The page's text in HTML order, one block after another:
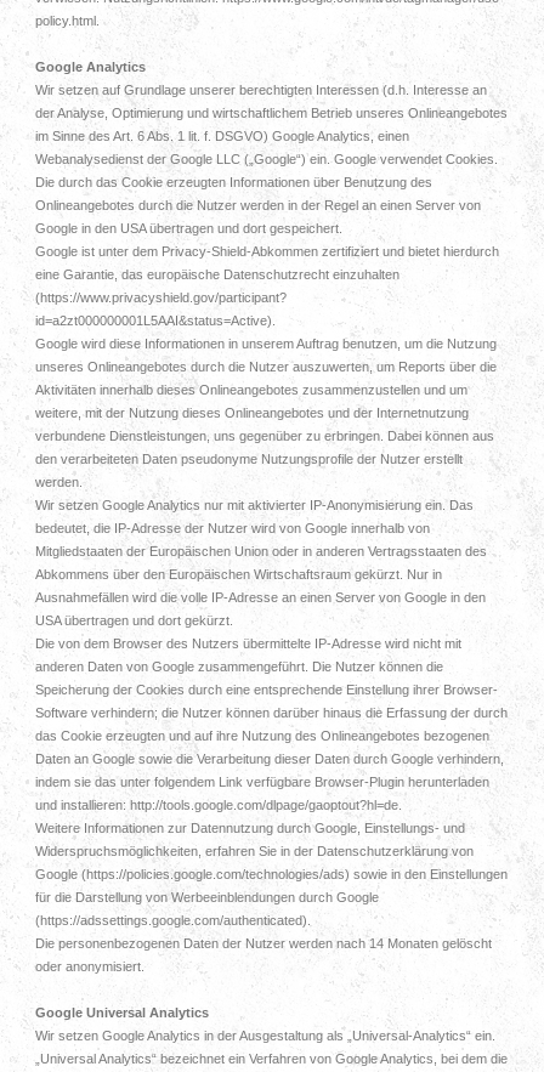
policy.html.
Google Analytics
Wir setzen auf Grundlage unserer berechtigten Interessen (d.h. Interesse an
der Analyse, Optimierung und wirtschaftlichem Betrieb unseres Onlineangebotes
im Sinne des Art. 6 Abs. 1 lit. f. DSGVO) Google Analytics, einen
Webanalysedienst der Google LLC („Google“) ein. Google verwendet Cookies.
Die durch das Cookie erzeugten Informationen über Benutzung des
Onlineangebotes durch die Nutzer werden in der Regel an einen Server von
Google in den USA übertragen und dort gespeichert.
Google ist unter dem Privacy-Shield-Abkommen zertifiziert und bietet hierdurch
eine Garantie, das europäische Datenschutzrecht einzuhalten
(https://www.privacyshield.gov/participant?
id=a2zt000000001L5AAI&status=Active).
Google wird diese Informationen in unserem Auftrag benutzen, um die Nutzung
unseres Onlineangebotes durch die Nutzer auszuwerten, um Reports über die
Aktivitäten innerhalb dieses Onlineangebotes zusammenzustellen und um
weitere, mit der Nutzung dieses Onlineangebotes und der Internetnutzung
verbundene Dienstleistungen, uns gegenüber zu erbringen. Dabei können aus
den verarbeiteten Daten pseudonyme Nutzungsprofile der Nutzer erstellt
werden.
Wir setzen Google Analytics nur mit aktivierter IP-Anonymisierung ein. Das
bedeutet, die IP-Adresse der Nutzer wird von Google innerhalb von
Mitgliedstaaten der Europäischen Union oder in anderen Vertragsstaaten des
Abkommens über den Europäischen Wirtschaftsraum gekürzt. Nur in
Ausnahmefällen wird die volle IP-Adresse an einen Server von Google in den
USA übertragen und dort gekürzt.
Die von dem Browser des Nutzers übermittelte IP-Adresse wird nicht mit
anderen Daten von Google zusammengeführt. Die Nutzer können die
Speicherung der Cookies durch eine entsprechende Einstellung ihrer Browser-
Software verhindern; die Nutzer können darüber hinaus die Erfassung der durch
das Cookie erzeugten und auf ihre Nutzung des Onlineangebotes bezogenen
Daten an Google sowie die Verarbeitung dieser Daten durch Google verhindern,
indem sie das unter folgendem Link verfügbare Browser-Plugin herunterladen
und installieren: http://tools.google.com/dlpage/gaoptout?hl=de.
Weitere Informationen zur Datennutzung durch Google, Einstellungs- und
Widerspruchsmöglichkeiten, erfahren Sie in der Datenschutzerklärung von
Google (https://policies.google.com/technologies/ads) sowie in den Einstellungen
für die Darstellung von Werbeeinblendungen durch Google
(https://adssettings.google.com/authenticated).
Die personenbezogenen Daten der Nutzer werden nach 14 Monaten gelöscht
oder anonymisiert.
Google Universal Analytics
Wir setzen Google Analytics in der Ausgestaltung als „Universal-Analytics“ ein.
„Universal Analytics“ bezeichnet ein Verfahren von Google Analytics, bei dem die